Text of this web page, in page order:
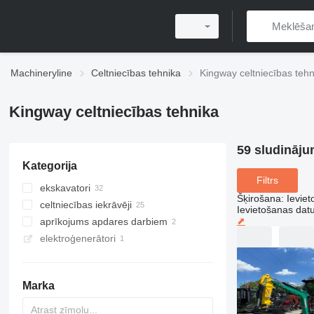
Machineryline Celtniecības tehnika Kingway celtniecības
Kingway celtniecības tehnika
Kategorija
ekskavatori
mini ekskavatori
ekskavatori-iekrāvēji
celtniecības iekrāvēji
daudzfunkcionālie iekrāvēji
frontālie iekrāvēji
mini iekrāvēji
teleskopiskie iekrāvēji
aprīkojums apdares darbiem
pierīvēšanas mašīnas
elektroģenerātori
Marka
59
Filtrs
Šķirošana:
Ievietošanas
⬈